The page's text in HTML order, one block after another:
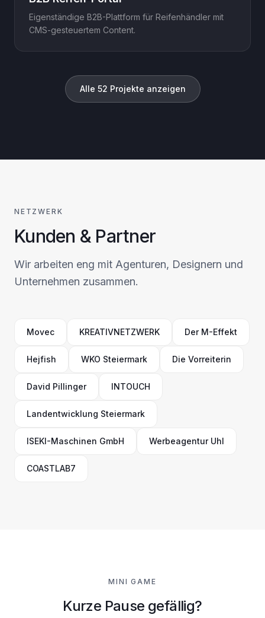
Eigenständige B2B-Plattform für Reifenhändler mit
CMS-gesteuertem Content.
Alle 52 Projekte anzeigen
NETZWERK
Kunden & Partner
Wir arbeiten eng mit Agenturen, Designern und
Unternehmen zusammen.
Movec KREATIVNETZWERK Der M-Effekt
Hejfish WKO Steiermark Die Vorreiterin
David Pillinger INTOUCH
Landentwicklung Steiermark
ISEKI-Maschinen GmbH Werbeagentur Uhl
COASTLAB7
MINI GAME
Kurze Pause gefällig?